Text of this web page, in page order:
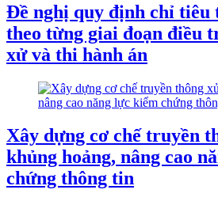
Đề nghị quy định chỉ tiêu
theo từng giai đoạn điều
xử và thi hành án
Xây dựng cơ chế truyền
khủng hoảng, nâng cao
chứng thông tin